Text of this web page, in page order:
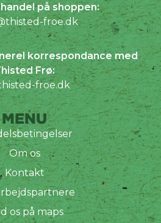
på shoppen:
froe.dk
korrespondance med
Frø:
froe.dk
MENU
Om os
Kontakt
os på maps